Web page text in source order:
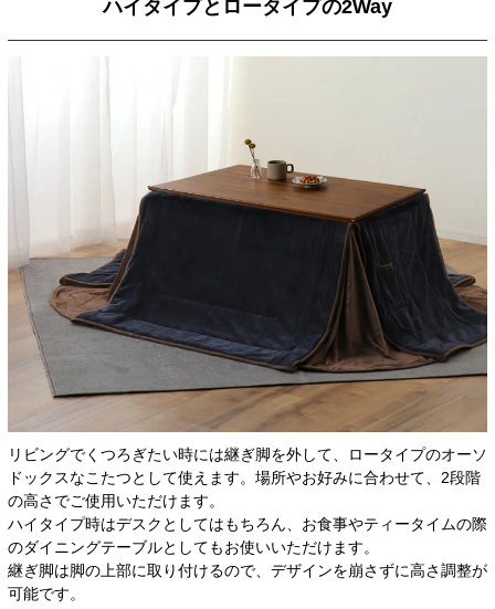
ハイタイプとロータイプの2Way
リビングでくつろぎたい時には継ぎ脚を外して、ロータイプのオーソ
ドックスなこたつとして使えます。場所やお好みに合わせて、2段階
の高さでご使用いただけます。
ハイタイプ時はデスクとしてはもちろん、お食事やティータイムの際
のダイニングテーブルとしてもお使いいただけます。
継ぎ脚は脚の上部に取り付けるので、デザインを崩さずに高さ調整が
可能です。